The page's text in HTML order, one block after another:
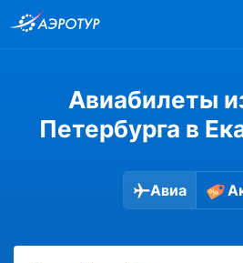
Авиабилеты
Петербурга в
Авиа